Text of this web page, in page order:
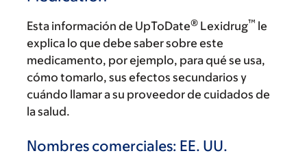
Esta información de UpToDate® Lexidrug™ le
explica lo que debe saber sobre este
medicamento, por ejemplo, para qué se usa,
cómo tomarlo, sus efectos secundarios y
cuándo llamar a su proveedor de cuidados de
la salud.
Nombres comerciales: EE. UU.